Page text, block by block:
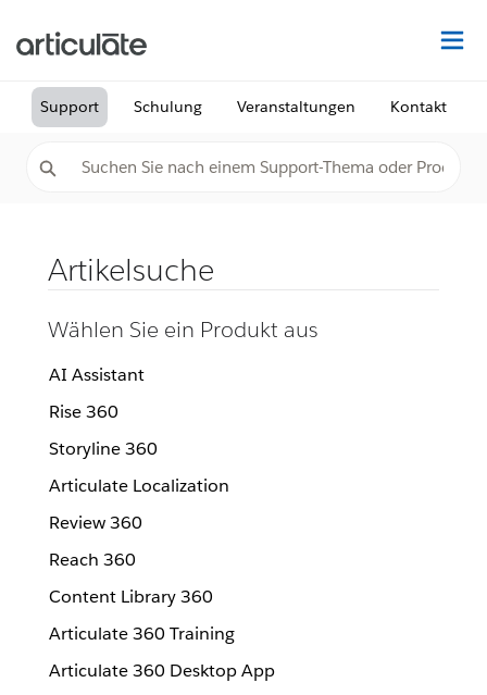
Support Schulung Veranstaltungen Kontakt
Artikelsuche
Wählen Sie ein Produkt aus
AI Assistant
Rise 360
Storyline 360
Articulate Localization
Review 360
Reach 360
Content Library 360
Articulate 360 Training
Articulate 360 Desktop App